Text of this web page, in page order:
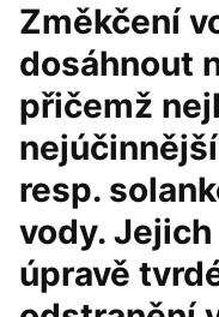
Změkčení
dosáhnout
přičemž
resp.
vody.
úpravě